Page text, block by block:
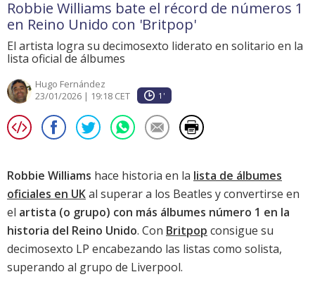
Robbie Williams bate el récord de números 1
en Reino Unido con 'Britpop'
El artista logra su decimosexto liderato en solitario en la
lista oficial de álbumes
Hugo Fernández
23/01/2026 | 19:18 CET
1'
Robbie Williams hace historia en la lista de álbumes
oficiales en UKal superar a los Beatles y convertirse en
el artista (o grupo) con más álbumes número 1 en la
historia del Reino Unido. Con Britpop consigue su
decimosexto LP encabezando las listas como solista,
superando al grupo de Liverpool.